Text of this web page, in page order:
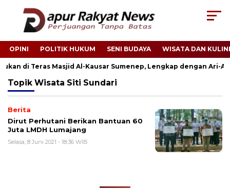
OPINI POLITIK HUKUM SENI BUDAYA WISATA DAN
di Teras Masjid Al-Kausar Sumenep, Lengkap dengan Ari-Ari
Topik Wisata Siti Sundari
Berita
Dirut Perhutani Berikan Bantuan 60
Juta LMDH Lumajang
Selasa, 8 Juni 2021 - 18:36 WIB